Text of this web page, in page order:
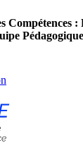
Compétences :